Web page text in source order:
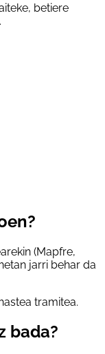
betiere
(Mapfre,
jarri behar da
tramitea.
bada?